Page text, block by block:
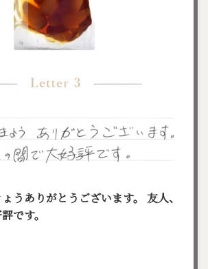
うありがとうございます。
友人、
です。